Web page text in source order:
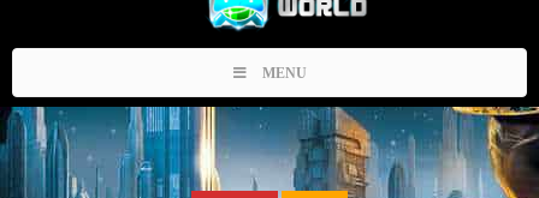
Toggle
navigation
MENU